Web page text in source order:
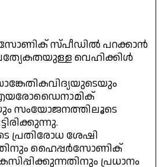
സ്പീഡിൽ പറക്കാൻ
വെഹിക്കിൾ
സംയോജനത്തിലൂടെ
പ്രതിരോധ ശേഷി
ഹൈപ്പർസോണിക്
പ്രധാനം